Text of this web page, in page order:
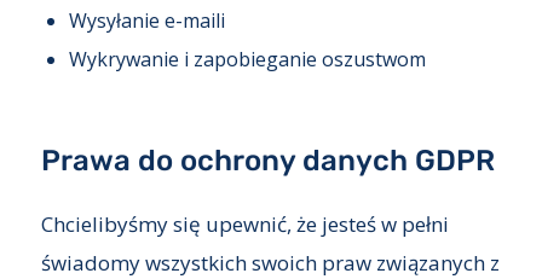
Wysyłanie e-maili
Wykrywanie i zapobieganie oszustwom
Prawa do ochrony danych GDPR
Chcielibyśmy się upewnić, że jesteś w pełni
świadomy wszystkich swoich praw związanych z